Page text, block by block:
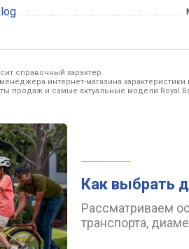
справочный характер.
интернет-магазина
продаж и самые актуальные модели Royal
Как выбрать
Рассматриваем
транспорта,